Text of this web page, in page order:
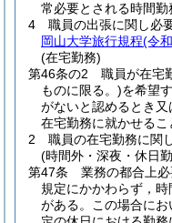
常必要とされる時間勤
4
職員の出張に関し必
岡山大学旅行規程(令
(在宅勤務)
第46条の2
職員が在宅
ものに限る。)を希望
がないと認めるとき
在宅勤務に就かせるこ
2
職員の在宅勤務に関
(時間外・深夜・休日
第47条
業務の都合上
規定にかかわらず，
がある。
この場合に